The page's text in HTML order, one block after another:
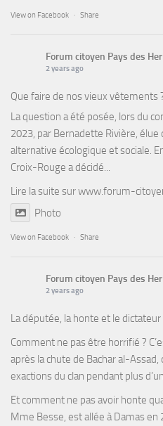
View on Facebook · Share
Forum citoyen Pays des
2 years ago
Que faire de nos vieux vêtements
La question a été posée, lors du
2023, par Bernadette Rivière,
alternative écologique et sociale.
Croix-Rouge a décidé...
Lire la suite surwww.forum-
Photo
View on Facebook · Share
Forum citoyen Pays des
2 years ago
La députée, la honte et le dictateur
Comment ne pas être horrifié ?
après la chute de Bachar al-
exactions du clan pendant plus
Et comment ne pas avoir honte
Mme Besse, est allée à Damas